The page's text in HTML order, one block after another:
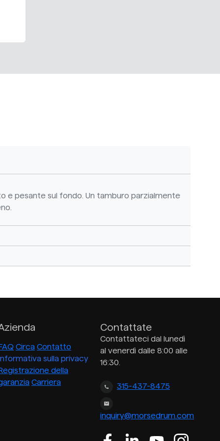
e pesante sul fondo. Un tamburo parzialmente
Circa Contatto
sulla privacy
della
Carriera
Contattate
Contattateci dal lunedì
al venerdì dalle 8:00 alle
16:30.
315-437-8475
inquiry@morsedrum.com